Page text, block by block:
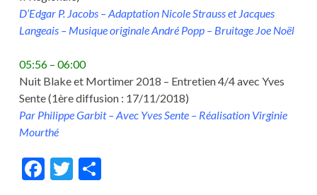
D’Edgar P. Jacobs – Adaptation Nicole Strauss et Jacques
Langeais – Musique originale André Popp – Bruitage Joe Noël
05:56 – 06:00
Nuit Blake et Mortimer 2018 – Entretien 4/4 avec Yves
Sente (1ère diffusion : 17/11/2018)
Par Philippe Garbit – Avec Yves Sente – Réalisation Virginie
Mourthé
F T P